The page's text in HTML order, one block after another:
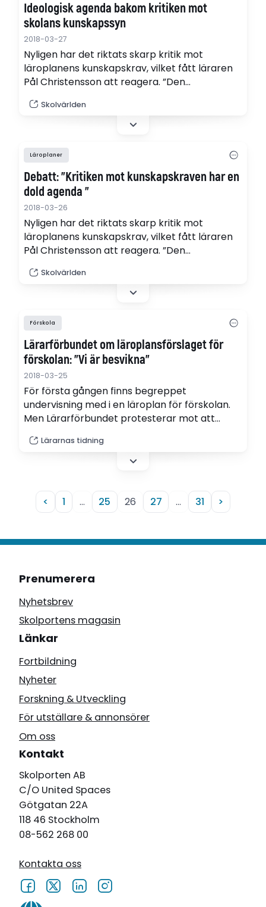
Ideologisk agenda bakom kritiken mot
skolans kunskapssyn
2018-03-27
Nyligen har det riktats skarp kritik mot
läroplanens kunskapskrav, vilket fått läraren
Pål Christensson att reagera. ”Den
”bygga på fakta”, men effekten handlar
ytterst om foglighet, lydnad och elitism”
Skolvärlden
Läroplaner
Debatt: ”Kritiken mot kunskapskraven har en
dold agenda ”
2018-03-26
Nyligen har det riktats skarp kritik mot
läroplanens kunskapskrav, vilket fått läraren
Pål Christensson att reagera. ”Den
”bygga på fakta”, men effekten handlar
ytterst om foglighet, lydnad och elitism”
Skolvärlden
Förskola
Lärarförbundet om läroplansförslaget för
förskolan: ”Vi är besvikna”
2018-03-25
För första gången finns begreppet
undervisning med i en läroplan för förskolan.
Men Lärarförbundet protesterar mot att
bedriva undervisningen inte klargörs
Lärarnas tidning
< 1 … 25 26 27 … 31 >
Prenumerera
Nyhetsbrev
Skolportens magasin
Länkar
Fortbildning
Nyheter
Forskning & Utveckling
För utställare & annonsörer
Om oss
Kontakt
Skolporten AB
C/O United Spaces
Götgatan 22A
118 46 Stockholm
08-562 268 00
Kontakta oss